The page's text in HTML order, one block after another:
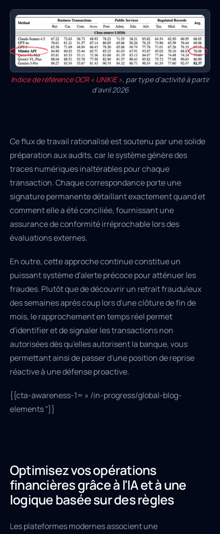
Indice de référence OCR « UNIKIE », par type d'activité à partir
d'avril 2026
Ce flux de travail rationalisé est soutenu par une solide
préparation aux audits, car le système génère des
traces numériques inaltérables pour chaque
transaction. Chaque correspondance porte une
signature permanente détaillant exactement quand et
comment elle a été conciliée, fournissant une
assurance de conformité irréprochable lors des
évaluations externes.
En outre, cette approche continue constitue un
puissant système d'alerte précoce pour atténuer les
fraudes. Plutôt que de découvrir un retrait frauduleux
des semaines après coup lors d'une clôture de fin de
mois, le rapprochement en temps réel permet
d'identifier et de signaler les transactions non
autorisées dès qu'elles autorisent la banque, vous
permettant ainsi de passer d'une position de reprise
réactive à une défense proactive.
{{cta-awareness-1= » /in-progress/global-blog-
elements "}}
Optimisez vos opérations
financières grâce à l'IA et à une
logique basée sur des règles
Les plateformes modernes associent une